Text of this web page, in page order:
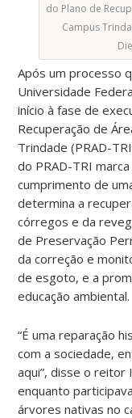
do Plano de
Campus
Após um processo
Universidade
início à fase de
Recuperação de
Trindade (PRAD-
do PRAD-TRI
cumprimento de
determina a
córregos e da
de Preservação
da correção e
de esgoto, e a
educação ambiental.
“É uma reparação
com a sociedade,
aqui”, disse o reitor
enquanto
árvores nativas no